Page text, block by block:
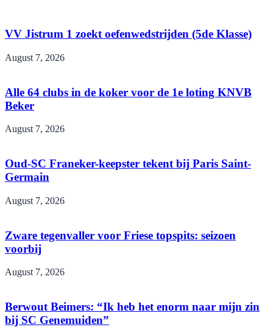
VV Jistrum 1 zoekt oefenwedstrijden (5de Klasse)
August 7, 2026
Alle 64 clubs in de koker voor de 1e loting KNVB
Beker
August 7, 2026
Oud-SC Franeker-keepster tekent bij Paris Saint-
Germain
August 7, 2026
Zware tegenvaller voor Friese topspits: seizoen
voorbij
August 7, 2026
Berwout Beimers: “Ik heb het enorm naar mijn zin
bij SC Genemuiden”